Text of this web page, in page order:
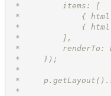
*         items: [
*             {
*             {
*         ],
*         renderTo:
*     });
*
*
*